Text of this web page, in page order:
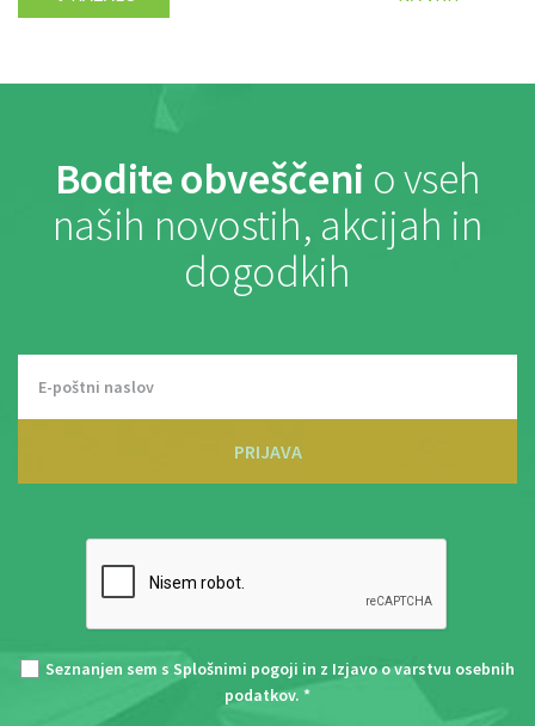
Bodite obveščeni o vseh
naših novostih, akcijah in
dogodkih
PRIJAVA
Seznanjen sem s Splošnimi pogoji in z Izjavo o varstvu osebnih
podatkov. *